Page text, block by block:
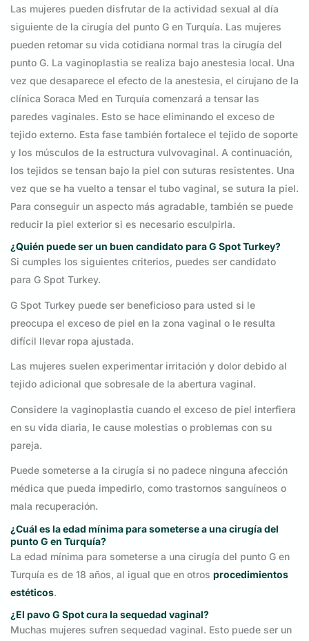
Las mujeres pueden disfrutar de la actividad sexual al día
siguiente de la cirugía del punto G en Turquía. Las mujeres
pueden retomar su vida cotidiana normal tras la cirugía del
punto G. La vaginoplastia se realiza bajo anestesia local. Una
vez que desaparece el efecto de la anestesia, el cirujano de la
clínica Soraca Med en Turquía comenzará a tensar las
paredes vaginales. Esto se hace eliminando el exceso de
tejido externo. Esta fase también fortalece el tejido de soporte
y los músculos de la estructura vulvovaginal. A continuación,
los tejidos se tensan bajo la piel con suturas resistentes. Una
vez que se ha vuelto a tensar el tubo vaginal, se sutura la piel.
Para conseguir un aspecto más agradable, también se puede
reducir la piel exterior si es necesario esculpirla.
¿Quién puede ser un buen candidato para G Spot Turkey?
Si cumples los siguientes criterios, puedes ser candidato
para G Spot Turkey.
G Spot Turkey puede ser beneficioso para usted si le
preocupa el exceso de piel en la zona vaginal o le resulta
difícil llevar ropa ajustada.
Las mujeres suelen experimentar irritación y dolor debido al
tejido adicional que sobresale de la abertura vaginal.
Considere la vaginoplastia cuando el exceso de piel interfiera
en su vida diaria, le cause molestias o problemas con su
pareja.
Puede someterse a la cirugía si no padece ninguna afección
médica que pueda impedirlo, como trastornos sanguíneos o
mala recuperación.
¿Cuál es la edad mínima para someterse a una cirugía del
punto G en Turquía?
La edad mínima para someterse a una cirugía del punto G en
Turquía es de 18 años, al igual que en otros procedimientos
estéticos.
¿El pavo G Spot cura la sequedad vaginal?
Muchas mujeres sufren sequedad vaginal. Esto puede ser un